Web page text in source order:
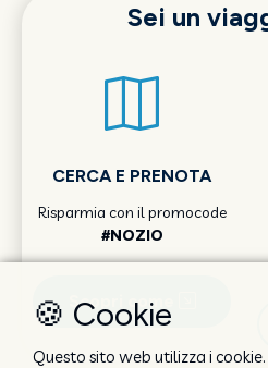
Sei un
CERCA E PRENOTA
Risparmia con il promocode
#NOZIO
Scopri come
🍪 Cookie
Questo sito web utilizza i cookie.